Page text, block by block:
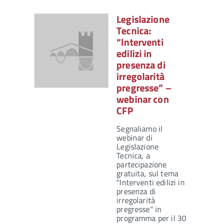
Legislazione
Tecnica:
“Interventi
edilizi in
presenza di
irregolarità
pregresse” –
webinar con
CFP
Segnaliamo il
webinar di
Legislazione
Tecnica, a
partecipazione
gratuita, sul tema
"Interventi edilizi in
presenza di
irregolarità
pregresse" in
programma per il 30